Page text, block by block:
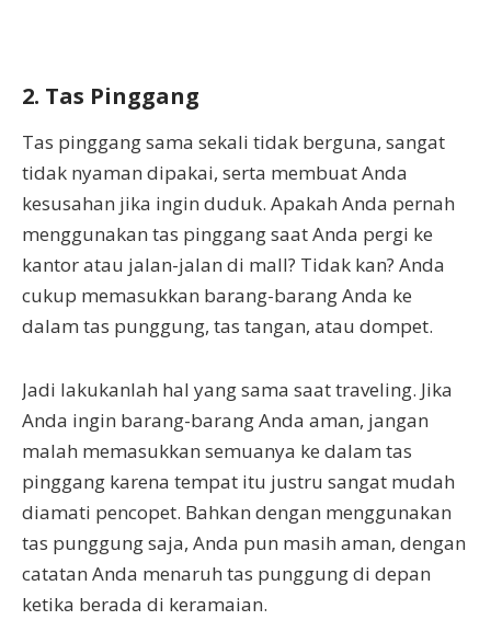
2. Tas Pinggang
Tas pinggang sama sekali tidak berguna, sangat
tidak nyaman dipakai, serta membuat Anda
kesusahan jika ingin duduk. Apakah Anda pernah
menggunakan tas pinggang saat Anda pergi ke
kantor atau jalan-jalan di mall? Tidak kan? Anda
cukup memasukkan barang-barang Anda ke
dalam tas punggung, tas tangan, atau dompet.
Jadi lakukanlah hal yang sama saat traveling. Jika
Anda ingin barang-barang Anda aman, jangan
malah memasukkan semuanya ke dalam tas
pinggang karena tempat itu justru sangat mudah
diamati pencopet. Bahkan dengan menggunakan
tas punggung saja, Anda pun masih aman, dengan
catatan Anda menaruh tas punggung di depan
ketika berada di keramaian.